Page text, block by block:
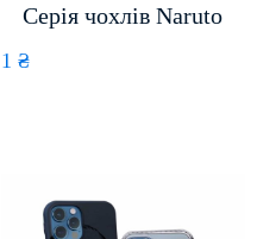
Серія чохлів Naruto
1 ₴